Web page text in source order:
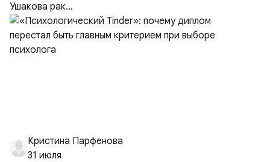
Ушакова рак...
Кристина Парфенова
31 июля